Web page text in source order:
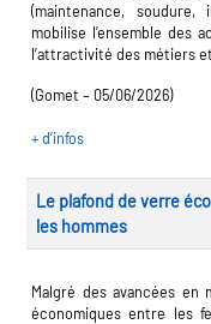
emploi-
des secteurs
(maintenance,
mobilise l’ensemble des
l’attractivité des métiers
(Gomet – 05/06/2026)
+ d’infos
Le plafond de verre
les hommes
Malgré des avancées en
économiques entre les